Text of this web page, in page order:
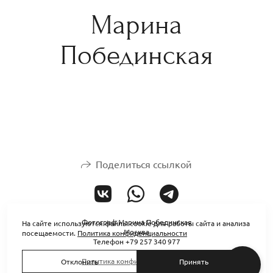
Марина
Побединская
Поделиться ссылкой
Фотограф Марина Побединская
Москва
Телефон +79 257 340 977
Политика конфиденциальности
На сайте используются файлы cookie для работы сайта и анализа
посещаемости. Политика конфиденциальности
Отклонить Принять